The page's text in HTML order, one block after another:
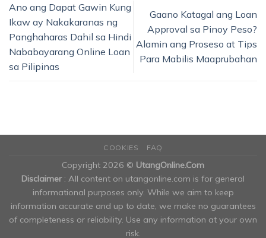
Ano ang Dapat Gawin Kung
Ikaw ay Nakakaranas ng
Panghaharas Dahil sa Hindi
Nababayarang Online Loan
sa Pilipinas
Gaano Katagal ang Loan
Approval sa Pinoy Peso?
Alamin ang Proseso at Tips
Para Mabilis Maaprubahan
COOKIES FAQ
Copyright 2026 © UtangOnline.Com
Disclaimer : All content on utangonline.com is for general
informational purposes only. While we aim to keep
information accurate and up to date, we make no guarantees
of completeness or reliability. Use any information at your own
risk.